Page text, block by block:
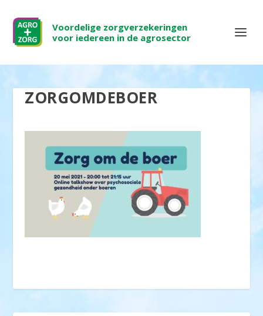
Voordelige zorgverzekeringen
voor iedereen in de agrosector
ZORGOMDEBOER